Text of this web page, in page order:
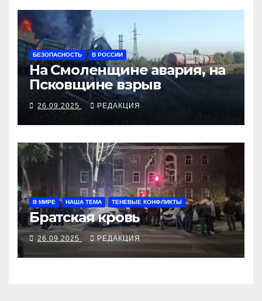
БЕЗОПАСНОСТЬ В РОССИИ
На Смоленщине авария, на
Псковщине взрыв
26.09.2025 РЕДАКЦИЯ
В МИРЕ НАША ТЕМА ТЕНЕВЫЕ КОНФЛИКТЫ
Братская кровь
26.09.2025 РЕДАКЦИЯ